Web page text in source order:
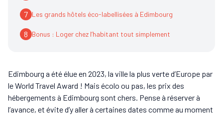
7 Les grands hôtels éco-labellisées à Edimbourg
8 Bonus : Loger chez l’habitant tout simplement
Edimbourg a été élue en 2023, la ville la plus verte d’Europe par
le World Travel Award ! Mais écolo ou pas, les prix des
hébergements à Edimbourg sont chers. Pense à réserver à
l’avance, et évite d’y aller à certaines dates comme au moment